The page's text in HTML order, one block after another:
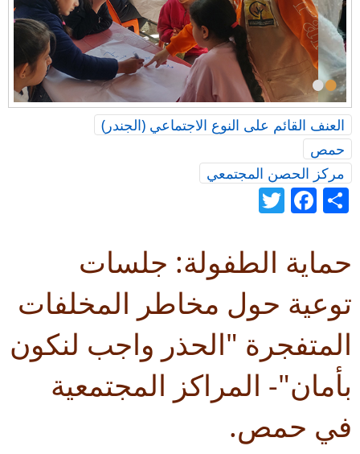
•
•
العنف القائم على النوع الاجتماعي (الجندر)
حمص
مركز الحصن المجتمعي
Share
Facebook
حماية الطفولة: جلسات
توعية حول مخاطر المخلفات
المتفجرة "الحذر واجب لنكون
بأمان"- المراكز المجتمعية
في حمص.